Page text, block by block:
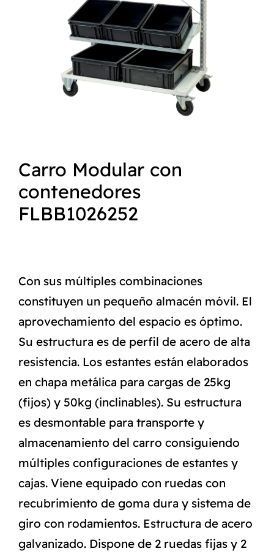
NORMAS ISO
CONTACTO
Carro Modular con
contenedores
FLBB1026252
Con sus múltiples combinaciones
constituyen un pequeño almacén móvil. El
aprovechamiento del espacio es óptimo.
Su estructura es de perfil de acero de alta
resistencia. Los estantes están elaborados
en chapa metálica para cargas de 25kg
(fijos) y 50kg (inclinables). Su estructura
es desmontable para transporte y
almacenamiento del carro consiguiendo
múltiples configuraciones de estantes y
cajas. Viene equipado con ruedas con
recubrimiento de goma dura y sistema de
giro con rodamientos. Estructura de acero
galvanizado. Dispone de 2 ruedas fijas y 2